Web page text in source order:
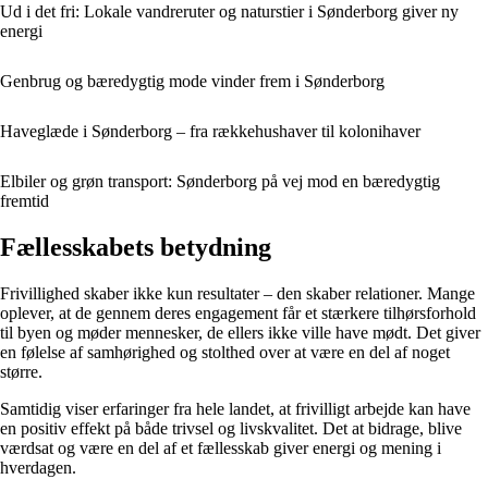
Ud i det fri: Lokale vandreruter og naturstier i Sønderborg giver ny
energi
Genbrug og bæredygtig mode vinder frem i Sønderborg
Haveglæde i Sønderborg – fra rækkehushaver til kolonihaver
Elbiler og grøn transport: Sønderborg på vej mod en bæredygtig
fremtid
Fællesskabets betydning
Frivillighed skaber ikke kun resultater – den skaber relationer. Mange
oplever, at de gennem deres engagement får et stærkere tilhørsforhold
til byen og møder mennesker, de ellers ikke ville have mødt. Det giver
en følelse af samhørighed og stolthed over at være en del af noget
større.
Samtidig viser erfaringer fra hele landet, at frivilligt arbejde kan have
en positiv effekt på både trivsel og livskvalitet. Det at bidrage, blive
værdsat og være en del af et fællesskab giver energi og mening i
hverdagen.